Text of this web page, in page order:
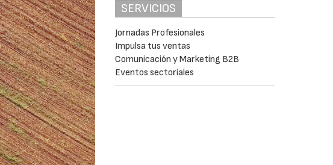
SERVICIOS
Jornadas Profesionales
Impulsa tus ventas
Comunicación y Marketing B2B
Eventos sectoriales